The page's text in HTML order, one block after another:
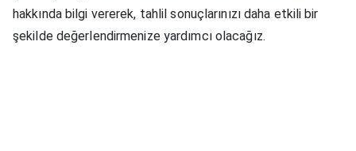
hakkında bilgi vererek, tahlil sonuçlarınızı daha etkili bir
şekilde değerlendirmenize yardımcı olacağız.